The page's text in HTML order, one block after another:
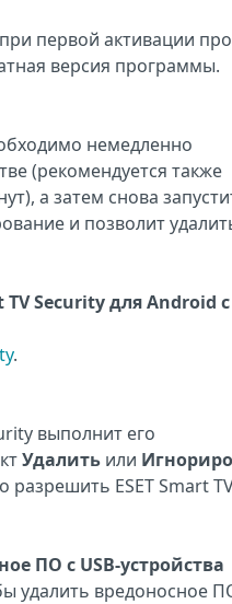
первой активации
версия программы.
немедленно
(рекомендуется также
а затем снова
и позволит
Security для Android с
.
выполнит его
Удалить или
ESET Smart
ПО с USB-устройства
удалить вредоносное